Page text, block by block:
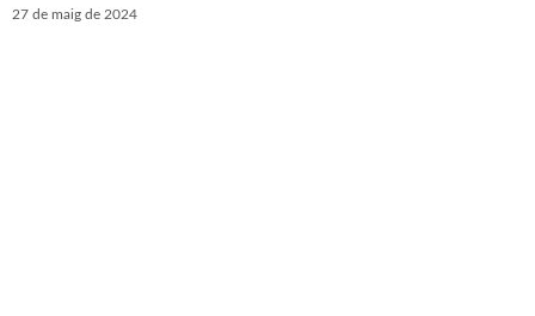
27 de maig de 2024